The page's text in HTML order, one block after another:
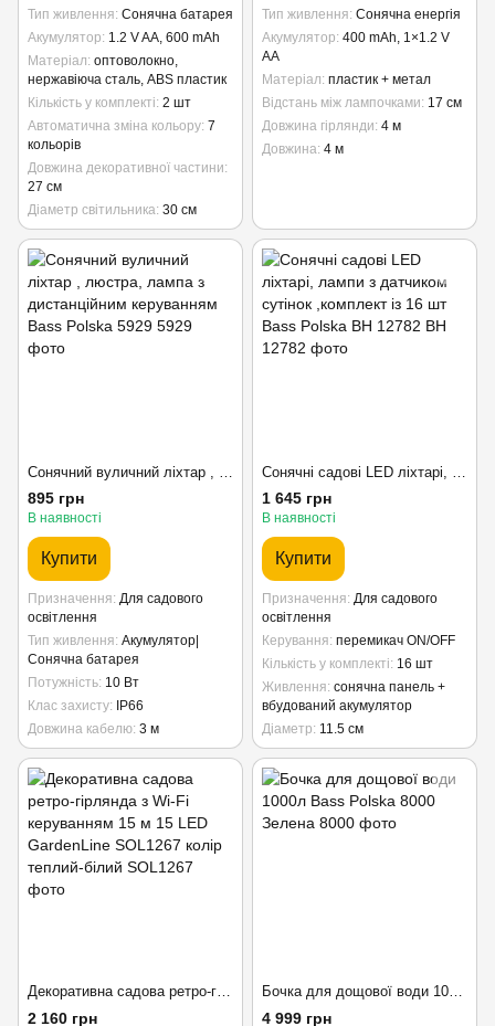
Тип живлення Сонячна батарея
Акумулятор 1.2 V AA, 600 mAh
Матеріал оптоволокно,
нержавіюча сталь, ABS пластик
Кількість у комплекті 2 шт
Автоматична зміна кольору 7
кольорів
Довжина декоративної частини
27 см
Діаметр світильника 30 см
Тип живлення Сонячна енергія
Акумулятор 400 mAh, 1×1.2 V
AA
Матеріал пластик + метал
Відстань між лампочками 17 см
Довжина гірлянди 4 м
Довжина 4 м
895 грн
В наявності
Купити
Призначення Для садового
освітлення
Тип живлення Акумулятор|
Сонячна батарея
Потужність 10 Вт
Клас захисту
IP66
Довжина кабелю 3 м
1 645 грн
В наявності
Купити
Призначення Для садового
освітлення
Керування перемикач ON/OFF
Кількість у комплекті 16 шт
Живлення сонячна панель +
вбудований акумулятор
Діаметр 11.5 см
Декоративна садова ретро-гірлянда з Wi-Fi керуванням 15 м 15 LED GardenLine SOL1267 колір теплий-білий
2 160 грн
Бочка для дощової води 1000л Bass Polska 8000 Зелена
4 999 грн